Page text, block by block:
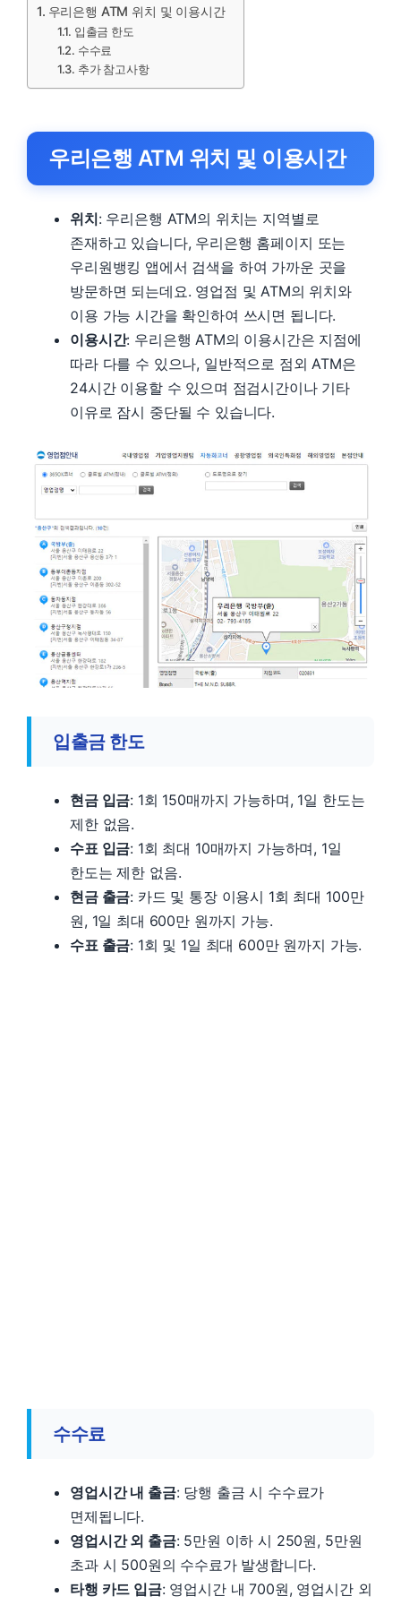
우리은행 ATM 위치 및 이용시간
입출금 한도
수수료
추가 참고사항
우리은행 ATM 위치 및 이용시간
위치: 우리은행 ATM의 위치는 지역별로
존재하고 있습니다, 우리은행 홈페이지 또는
우리원뱅킹 앱에서 검색을 하여 가까운 곳을
방문하면 되는데요. 영업점 및 ATM의 위치와
이용 가능 시간을 확인하여 쓰시면 됩니다.
이용시간: 우리은행 ATM의 이용시간은 지점에
따라 다를 수 있으나, 일반적으로 점외 ATM은
24시간 이용할 수 있으며 점검시간이나 기타
이유로 잠시 중단될 수 있습니다.
입출금 한도
현금 입금: 1회 150매까지 가능하며, 1일 한도는
제한 없음.
수표 입금: 1회 최대 10매까지 가능하며, 1일
한도는 제한 없음.
현금 출금: 카드 및 통장 이용시 1회 최대 100만
원, 1일 최대 600만 원까지 가능.
수표 출금: 1회 및 1일 최대 600만 원까지 가능.
수수료
영업시간 내 출금: 당행 출금 시 수수료가
면제됩니다.
영업시간 외 출금: 5만원 이하 시 250원, 5만원
초과 시 500원의 수수료가 발생합니다.
타행 카드 입금: 영업시간 내 700원, 영업시간 외